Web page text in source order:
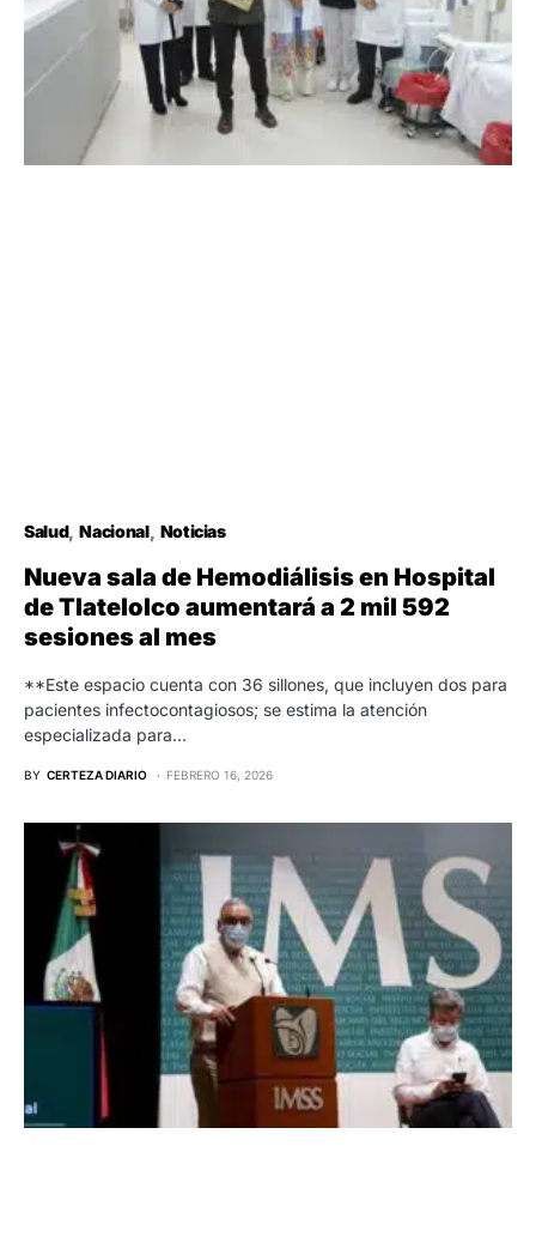
Salud Nacional Noticias
Nueva sala de Hemodiálisis en Hospital
de Tlatelolco aumentará a 2 mil 592
sesiones al mes
**Este espacio cuenta con 36 sillones, que incluyen dos para
pacientes infectocontagiosos; se estima la atención
especializada para…
BY CERTEZA DIARIO FEBRERO 16, 2026